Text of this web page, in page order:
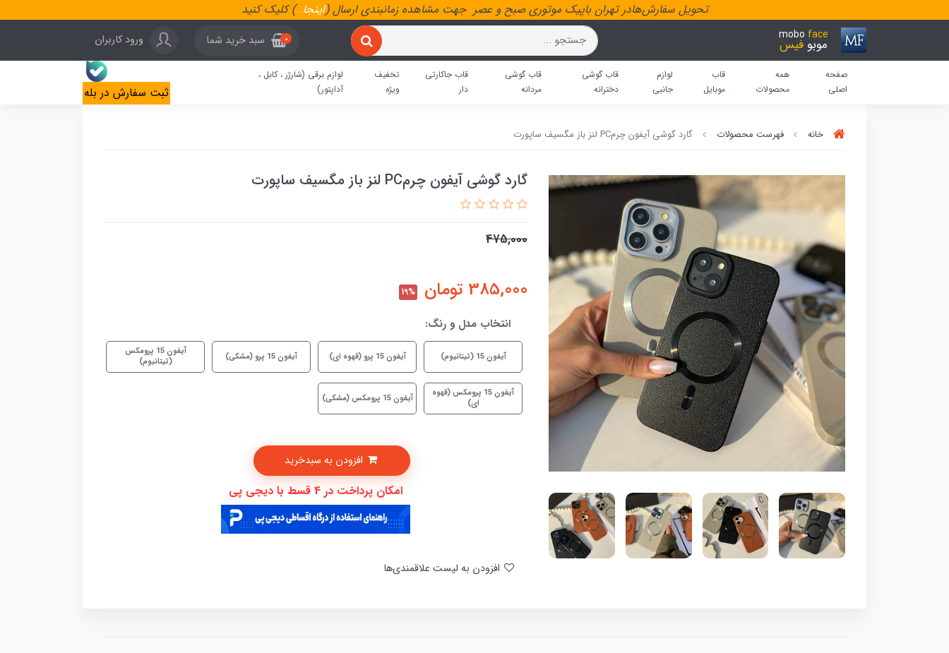
تحویل سفارش‌هادر تهران باپیک موتوری صبح و عصر جهت مشاهده زمانبندی ارسال (اینجا..) کلیک کنید
mobo face
موبو فیس 0 سبد خرید شما ورود کاربران
صفحه
اصلی
همه
محصولات
قاب
موبایل
لوازم
جانبی
قاب گوشی
دخترانه
قاب گوشی
مردانه
قاب جاکارتی
دار
تخفیف
ویژه
لوازم برقی (شارژر ، کابل ،
آداپتور)
ثبت سفارش در بله
خانه فهرست محصولات گارد گوشی آیفون چرمPC لنز باز مگسیف ساپورت
گارد گوشی آیفون چرمPC لنز باز مگسیف ساپورت
475,000
385,000 تومان 19%
انتخاب مدل و رنگ:
آیفون 15 (تیتانیوم) آیفون 15 پرو (قهوه ای) آیفون 15 پرو (مشکی)
آیفون 15 پرومکس
(تیتانیوم)
آیفون 15 پرومکس (قهوه
ای)
آیفون 15 پرومکس (مشکی)
امکان پرداخت در 4 قسط با دیجی پی